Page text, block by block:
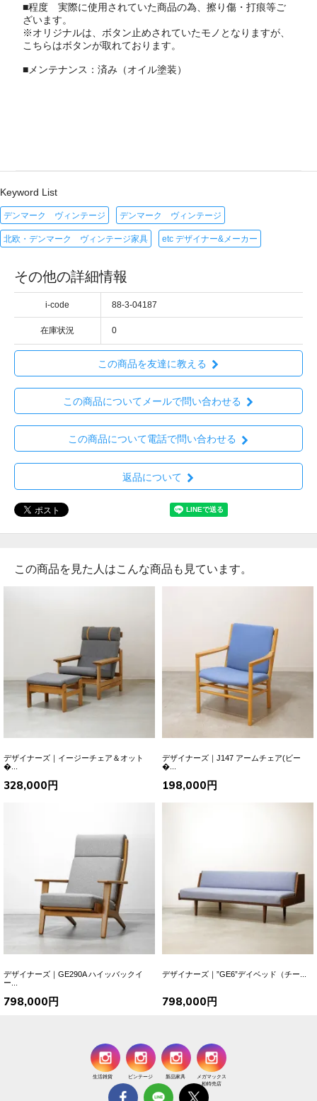
■程度 実際に使用されていた商品の為、擦り傷・打痕等ご
ざいます。
※オリジナルは、ボタン止めされていたモノとなりますが、
こちらはボタンが取れております。
■メンテナンス：済み（オイル塗装）
Keyword List
デンマーク ヴィンテージ デンマーク ヴィンテージ
北欧・デンマーク ヴィンテージ家具 etc デザイナー&メーカー
その他の詳細情報
i-code 88-3-04187
在庫状況 0
この商品を友達に教える
この商品についてメールで問い合わせる
この商品について電話で問い合わせる
返品について
この商品を見た人はこんな商品も見ています。
デザイナーズ｜イージーチェア＆オット
�...
328,000円
デザイナーズ｜J147 アームチェア(ビー
�...
198,000円
デザイナーズ｜GE290A ハイッバックイ
ー...
798,000円
デザイナーズ｜”GE6”デイベッド（チー...
798,000円
生活雑貨 ビンテージ 新品家具
メガマックス
柏特売店